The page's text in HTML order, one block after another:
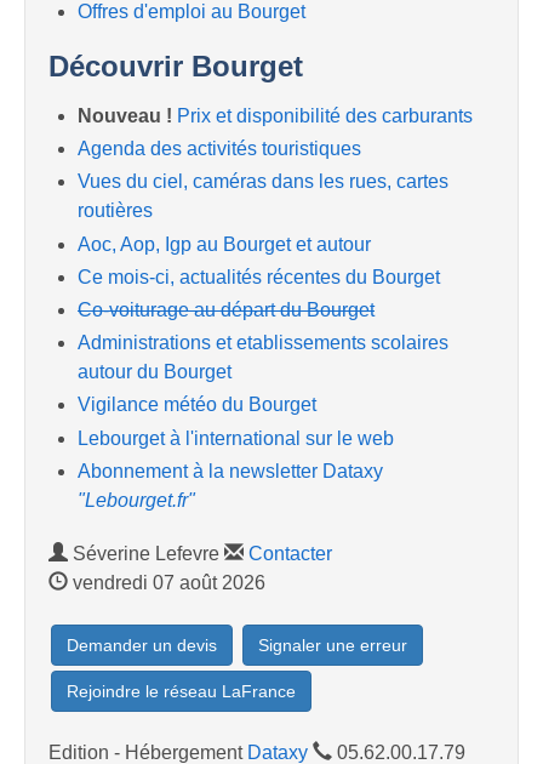
Offres d'emploi au Bourget
Découvrir Bourget
Nouveau ! Prix et disponibilité des carburants
Agenda des activités touristiques
Vues du ciel, caméras dans les rues, cartes
routières
Aoc, Aop, Igp au Bourget et autour
Ce mois-ci, actualités récentes du Bourget
Co-voiturage au départ du Bourget
Administrations et etablissements scolaires
autour du Bourget
Vigilance météo du Bourget
Lebourget à l'international sur le web
Abonnement à la newsletter Dataxy
"Lebourget.fr"
Séverine Lefevre
Contacter
vendredi 07 août 2026
Demander un devis Signaler une erreur
Rejoindre le réseau LaFrance
Edition - Hébergement Dataxy
05.62.00.17.79